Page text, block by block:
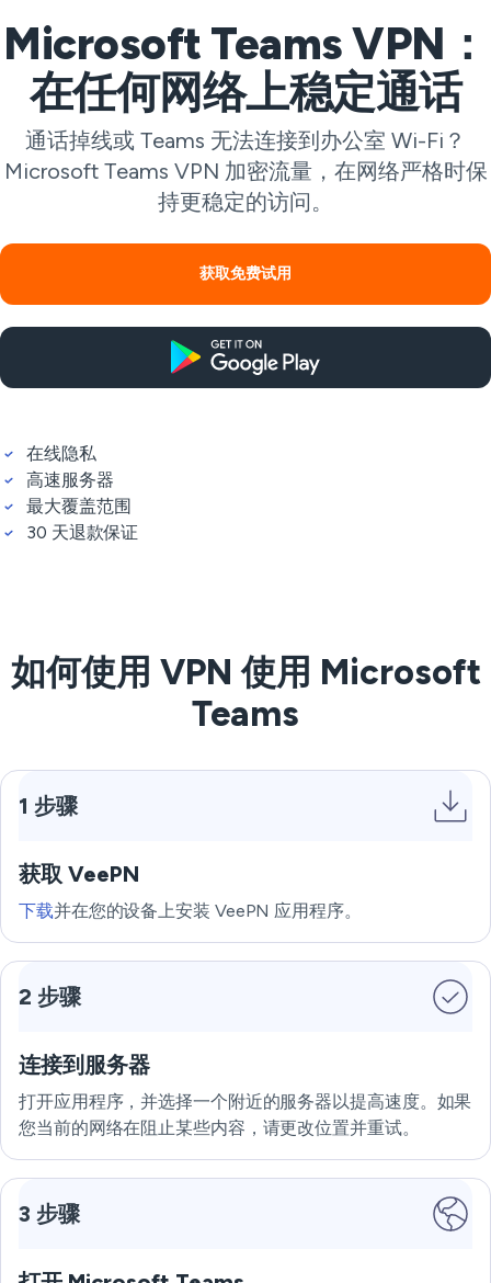
Microsoft Teams VPN：
在任何网络上稳定通话
通话掉线或 Teams 无法连接到办公室 Wi-Fi？
Microsoft Teams VPN 加密流量，在网络严格时保
持更稳定的访问。
获取免费试用
在线隐私
高速服务器
最大覆盖范围
30 天退款保证
如何使用 VPN 使用 Microsoft
Teams
1 步骤
获取 VeePN
下载并在您的设备上安装 VeePN 应用程序。
2 步骤
连接到服务器
打开应用程序，并选择一个附近的服务器以提高速度。如果
您当前的网络在阻止某些内容，请更改位置并重试。
3 步骤